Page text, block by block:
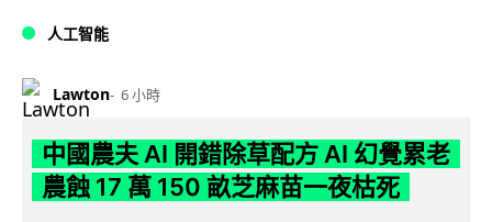
人工智能
Lawton 6 小時
中國農夫 AI 開錯除草配方 AI 幻覺累老
農蝕 17 萬 150 畝芝麻苗一夜枯死